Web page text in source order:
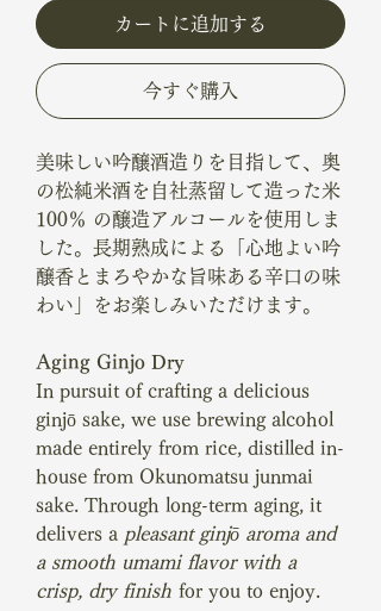
カートに追加する
今すぐ購入
美味しい吟醸酒造りを目指して、奥
の松純米酒を自社蒸留して造った米
100％ の醸造アルコールを使用しま
した。長期熟成による「心地よい吟
醸香とまろやかな旨味ある辛口の味
わい」をお楽しみいただけます。
Aging Ginjo Dry
In pursuit of crafting a delicious
ginjō sake, we use brewing alcohol
made entirely from rice, distilled in-
house from Okunomatsu junmai
sake. Through long-term aging, it
delivers a pleasant ginjō aroma and
a smooth umami flavor with a
crisp, dry finish for you to enjoy.